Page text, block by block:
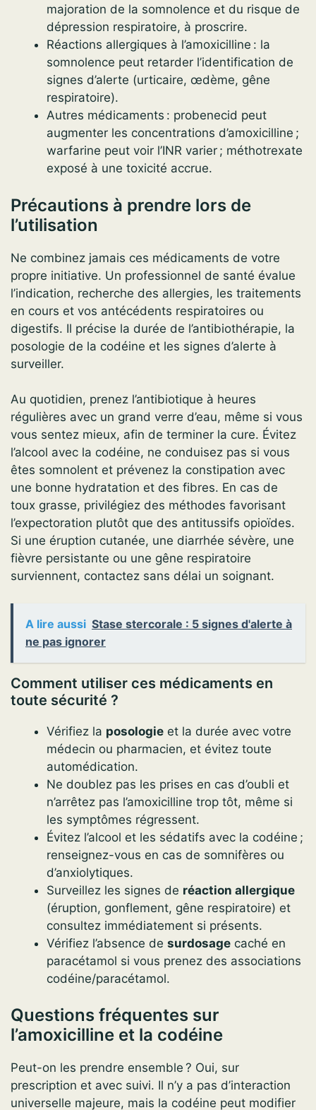
majoration de la somnolence et du risque de
dépression respiratoire, à proscrire.
Réactions allergiques à l’amoxicilline : la
somnolence peut retarder l’identification de
signes d’alerte (urticaire, œdème, gêne
respiratoire).
Autres médicaments : probenecid peut
augmenter les concentrations d’amoxicilline ;
warfarine peut voir l’INR varier ; méthotrexate
exposé à une toxicité accrue.
Précautions à prendre lors de
l’utilisation
Ne combinez jamais ces médicaments de votre
propre initiative. Un professionnel de santé évalue
l’indication, recherche des allergies, les traitements
en cours et vos antécédents respiratoires ou
digestifs. Il précise la durée de l’antibiothérapie, la
posologie de la codéine et les signes d’alerte à
surveiller.
Au quotidien, prenez l’antibiotique à heures
régulières avec un grand verre d’eau, même si vous
vous sentez mieux, afin de terminer la cure. Évitez
l’alcool avec la codéine, ne conduisez pas si vous
êtes somnolent et prévenez la constipation avec
une bonne hydratation et des fibres. En cas de
toux grasse, privilégiez des méthodes favorisant
l’expectoration plutôt que des antitussifs opioïdes.
Si une éruption cutanée, une diarrhée sévère, une
fièvre persistante ou une gêne respiratoire
surviennent, contactez sans délai un soignant.
A lire aussi Stase stercorale : 5 signes d'alerte à
ne pas ignorer
Comment utiliser ces médicaments en
toute sécurité ?
Vérifiez la posologie et la durée avec votre
médecin ou pharmacien, et évitez toute
automédication.
Ne doublez pas les prises en cas d’oubli et
n’arrêtez pas l’amoxicilline trop tôt, même si
les symptômes régressent.
Évitez l’alcool et les sédatifs avec la codéine ;
renseignez-vous en cas de somnifères ou
d’anxiolytiques.
Surveillez les signes de réaction allergique
(éruption, gonflement, gêne respiratoire) et
consultez immédiatement si présents.
Vérifiez l’absence de surdosage caché en
paracétamol si vous prenez des associations
codéine/paracétamol.
Questions fréquentes sur
l’amoxicilline et la codéine
Peut-on les prendre ensemble ? Oui, sur
prescription et avec suivi. Il n’y a pas d’interaction
universelle majeure, mais la codéine peut modifier